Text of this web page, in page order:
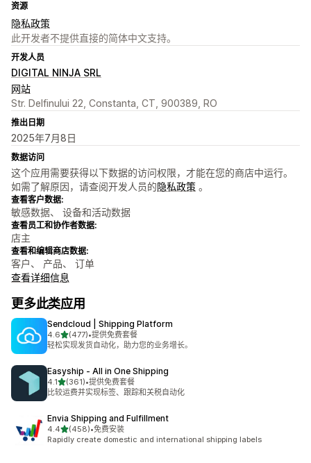
资源
隐私政策
此开发者不提供直接的简体中文支持。
开发人员
DIGITAL NINJA SRL
网站
Str. Delfinului 22, Constanta, CT, 900389, RO
推出日期
2025年7月8日
数据访问
这个应用需要获得以下数据的访问权限，才能在您的商店中运行。
如需了解原因，请查阅开发人员的隐私政策 。
查看客户数据:
敏感数据、 设备和活动数据
查看员工和协作者数据:
店主
查看和编辑商店数据:
客户、 产品、 订单
查看详细信息
更多此类应用
Sendcloud | Shipping Platform
4.6星（满分 5 星）
(477)
总共 477 条评论
•提供免费套餐
轻松实现发货自动化，助力您的业务增长。
Easyship ‑ All in One Shipping
4.1星（满分 5 星）
(361)
总共 361 条评论
•提供免费套餐
比较运费并实现标签、跟踪和关税自动化
Envia Shipping and Fulfillment
4.4星（满分 5 星）
(458)
总共 458 条评论
•免费安装
Rapidly create domestic and international shipping labels